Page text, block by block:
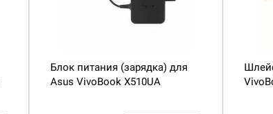
Блок питания (зарядка) для
Asus VivoBook X510UA